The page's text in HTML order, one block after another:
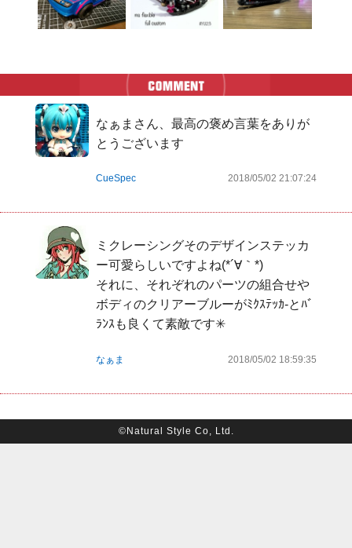
なぁまさん、最高の褒め言葉をありが
とうございます
CueSpec 2018/05/02 21:07:24
ミクレーシングそのデザインステッカ
ー可愛らしいですよね(*´∀｀*)
それに、それぞれのパーツの組合せや
ボディのクリアーブルーがﾐｸｽﾃｯｶ-とﾊﾞ
ﾗﾝｽも良くて素敵です✳
なぁま 2018/05/02 18:59:35
©Natural Style Co, Ltd.